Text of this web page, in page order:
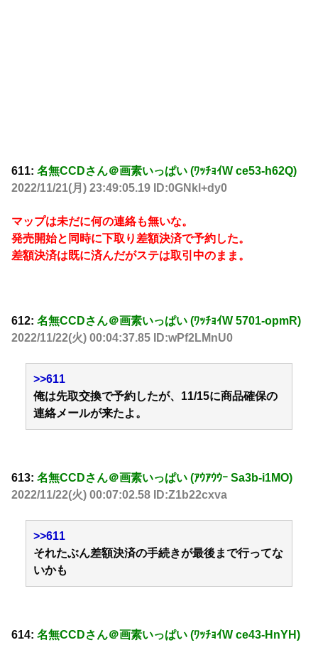
611: 名無CCDさん＠画素いっぱい (ﾜｯﾁｮｲW ce53-h62Q)
2022/11/21(月) 23:49:05.19 ID:0GNkl+dy0
マップは未だに何の連絡も無いな。
発売開始と同時に下取り差額決済で予約した。
差額決済は既に済んだがステは取引中のまま。
612: 名無CCDさん＠画素いっぱい (ﾜｯﾁｮｲW 5701-opmR)
2022/11/22(火) 00:04:37.85 ID:wPf2LMnU0
>>611
俺は先取交換で予約したが、11/15に商品確保の
連絡メールが来たよ。
613: 名無CCDさん＠画素いっぱい (ｱｳｱｳｳｰ Sa3b-i1MO)
2022/11/22(火) 00:07:02.58 ID:Z1b22cxva
>>611
それたぶん差額決済の手続きが最後まで行ってな
いかも
614: 名無CCDさん＠画素いっぱい (ﾜｯﾁｮｲW ce43-HnYH)